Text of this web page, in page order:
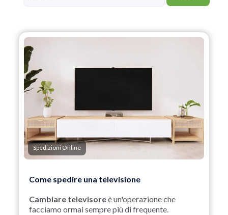
Spedizioni Online
Come spedire una televisione
Cambiare televisoreè un'operazione che
facciamo ormai sempre più di frequente.